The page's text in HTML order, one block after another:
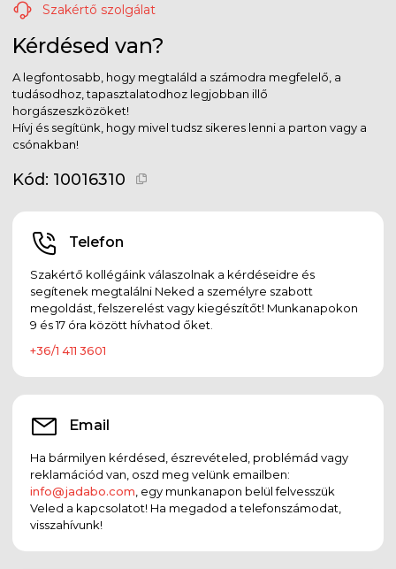
Szakértő szolgálat
Kérdésed van?
A legfontosabb, hogy megtaláld a számodra megfelelő, a
tudásodhoz, tapasztalatodhoz legjobban illő
horgászeszközöket!
Hívj és segítünk, hogy mivel tudsz sikeres lenni a parton vagy a
csónakban!
Kód: 10016310
Telefon
Szakértő kollégáink válaszolnak a kérdéseidre és
segítenek megtalálni Neked a személyre szabott
megoldást, felszerelést vagy kiegészítőt! Munkanapokon
9 és 17 óra között hívhatod őket.
+36/1 411 3601
Email
Ha bármilyen kérdésed, észrevételed, problémád vagy
reklamációd van, oszd meg velünk emailben:
info@jadabo.com , egy munkanapon belül felvesszük
Veled a kapcsolatot! Ha megadod a telefonszámodat,
visszahívunk!